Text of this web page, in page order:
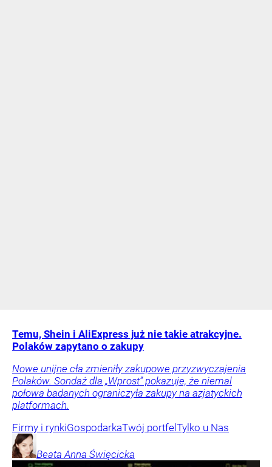
Temu, Shein i AliExpress już nie takie atrakcyjne.
Polaków zapytano o zakupy
Nowe unijne cła zmieniły zakupowe przyzwyczajenia
Polaków. Sondaż dla „Wprost” pokazuje, że niemal
połowa badanych ograniczyła zakupy na azjatyckich
platformach.
Firmy i rynkiGospodarkaTwój portfel Tylko u Nas
Beata Anna Święcicka